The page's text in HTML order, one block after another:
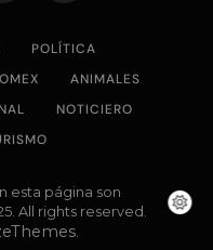
POLÍTICA
ANIMALES
NOTICIERO
esta página son
All rights reserved.
.